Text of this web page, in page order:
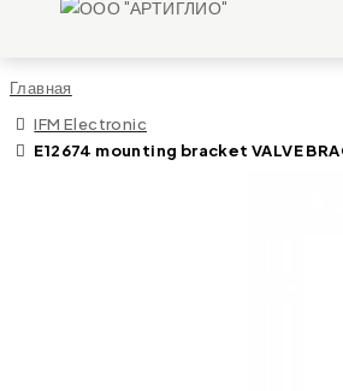
Главная
IFM Electronic
E12674 mounting bracket VALVE